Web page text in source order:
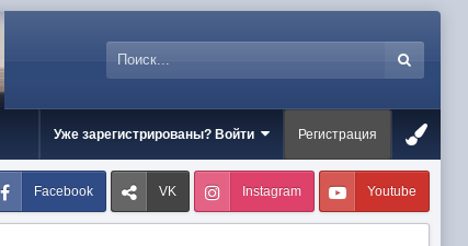
Уже зарегистрированы? Войти Регистрация
Facebook VK Instagram Youtube